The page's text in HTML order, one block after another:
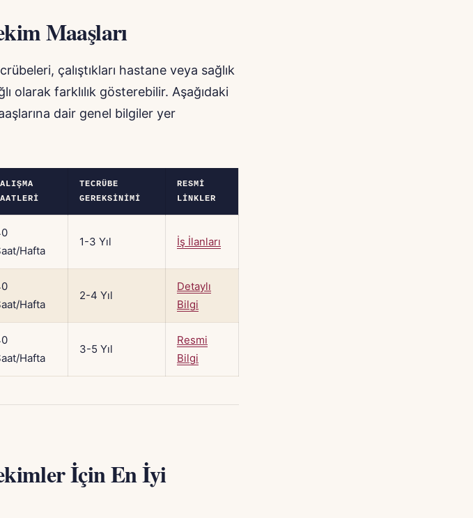
Maaşları
çalıştıkları hastane veya sağlık
olarak farklılık gösterebilir. Aşağıdaki
dair genel bilgiler yer
TECRÜBE
GEREKSINIMI
RESMI
LINKLER
Hafta
1-3 Yıl İş İlanları
Hafta
2-4 Yıl
Detaylı
Bilgi
Hafta
3-5 Yıl
Resmi
Bilgi
İçin En İyi